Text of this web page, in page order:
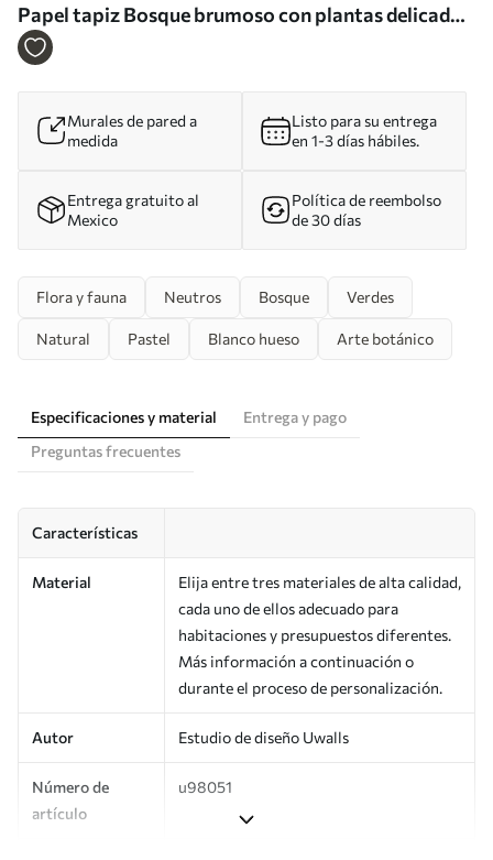
Papel tapiz Bosque brumoso con plantas delicadas
Nr. u98051
Murales de pared a
medida
Listo para su entrega
en 1-3 días hábiles.
Entrega gratuito al
Mexico
Política de reembolso
de 30 días
Flora y fauna Neutros Bosque Verdes
Natural Pastel Blanco hueso Arte botánico
Especificaciones y material
Entrega y pago
Preguntas frecuentes
Características
Material
Elija entre tres materiales de alta calidad,
cada uno de ellos adecuado para
habitaciones y presupuestos diferentes.
Más información a continuación o
durante el proceso de personalización.
Autor Estudio de diseño Uwalls
Número de
artículo
u98051